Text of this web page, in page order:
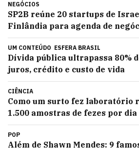
NEGÓCIOS
SP2B reúne 20 startups de
Finlândia para agenda de
UM CONTEÚDO ESFERA BRASIL
Dívida pública ultrapassa 80%
juros, crédito e custo de vida
CIÊNCIA
Como um surto fez laboratório
1.500 amostras de fezes por dia
POP
Além de Shawn Mendes: 9